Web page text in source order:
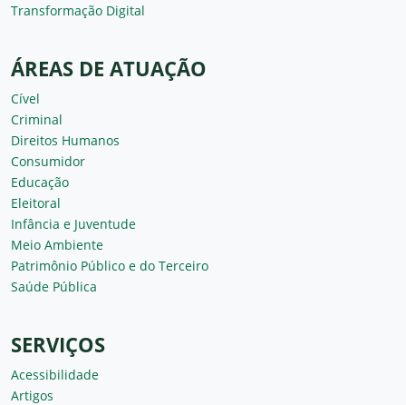
Transformação Digital
ÁREAS DE ATUAÇÃO
Cível
Criminal
Direitos Humanos
Consumidor
Educação
Eleitoral
Infância e Juventude
Meio Ambiente
Patrimônio Público e do Terceiro
Saúde Pública
SERVIÇOS
Acessibilidade
Artigos